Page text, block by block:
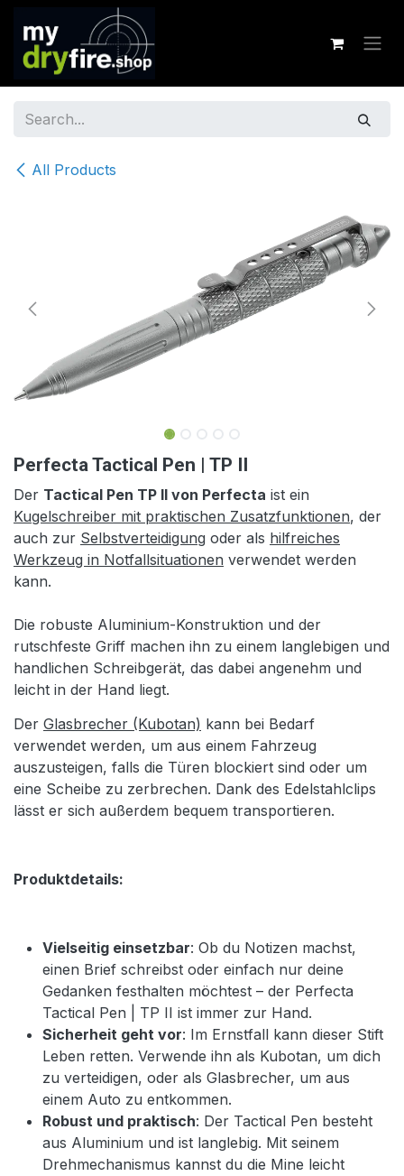
All Products
Perfecta Tactical Pen | TP II
Der Tactical Pen TP II von Perfecta ist ein
Kugelschreiber mit praktischen Zusatzfunktionen, der
auch zur Selbstverteidigung oder als hilfreiches
Werkzeug in Notfallsituationen verwendet werden
kann.
Die robuste Aluminium-Konstruktion und der
rutschfeste Griff machen ihn zu einem langlebigen und
handlichen Schreibgerät, das dabei angenehm und
leicht in der Hand liegt.
Der Glasbrecher (Kubotan) kann bei Bedarf
verwendet werden, um aus einem Fahrzeug
auszusteigen, falls die Türen blockiert sind oder um
eine Scheibe zu zerbrechen. Dank des Edelstahlclips
lässt er sich außerdem bequem transportieren.
Produktdetails:
Vielseitig einsetzbar: Ob du Notizen machst,
einen Brief schreibst oder einfach nur deine
Gedanken festhalten möchtest – der Perfecta
Tactical Pen | TP II ist immer zur Hand.
Sicherheit geht vor: Im Ernstfall kann dieser Stift
Leben retten. Verwende ihn als Kubotan, um dich
zu verteidigen, oder als Glasbrecher, um aus
einem Auto zu entkommen.
Robust und praktisch: Der Tactical Pen besteht
aus Aluminium und ist langlebig. Mit seinem
Drehmechanismus kannst du die Mine leicht